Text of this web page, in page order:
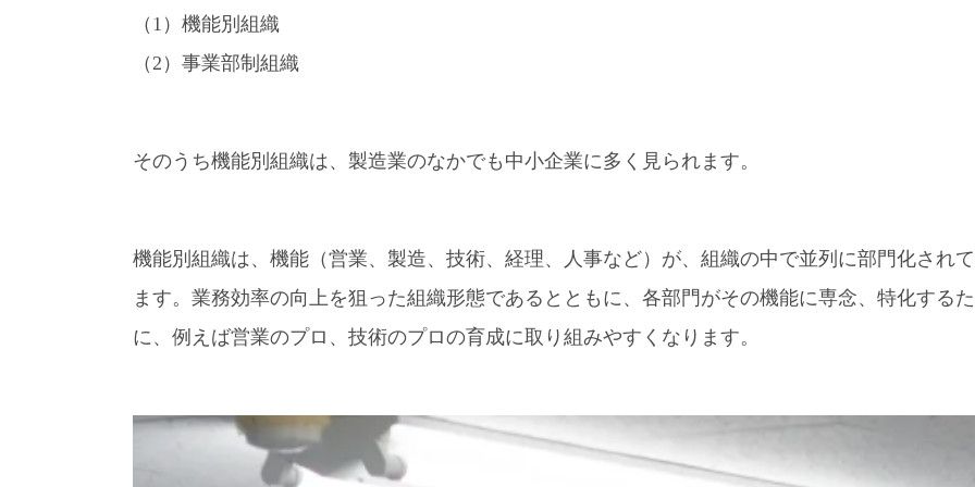
（1）機能別組織
（2）事業部制組織
そのうち機能別組織は、製造業のなかでも中小企業に多く見られます。
機能別組織は、機能（営業、製造、技術、経理、人事など）が、組織の中で並列に部門化され
ます。業務効率の向上を狙った組織形態であるとともに、各部門がその機能に専念、特化する
に、例えば営業のプロ、技術のプロの育成に取り組みやすくなります。